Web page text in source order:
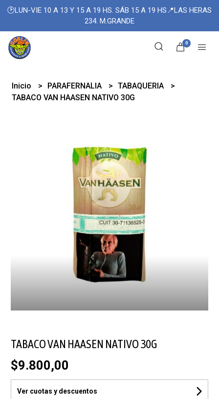
🕑LUN-VIE 10 A 13 Y 15 A 19 HS. SÁB 15 A 19 HS📍LAS HERAS
234. M.GRANDE
0
Inicio PARAFERNALIA
TABAQUERIA
TABACO VAN HAASEN NATIVO 30G
TABACO VAN HAASEN NATIVO 30G
$9.800,00
Ver cuotas y descuentos